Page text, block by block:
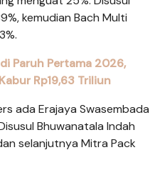
kemudian Bach Multi
Paruh Pertama 2026,
Rp19,63 Triliun
ada Erajaya Swasembada
Bhuwanatala Indah
selanjutnya Mitra Pack